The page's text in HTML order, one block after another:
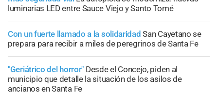
luminarias LED entre Sauce Viejo y Santo Tomé
Con un fuerte llamado a la solidaridad San Cayetano se
prepara para recibir a miles de peregrinos de Santa Fe
"Geriátrico del horror" Desde el Concejo, piden al
municipio que detalle la situación de los asilos de
ancianos en Santa Fe